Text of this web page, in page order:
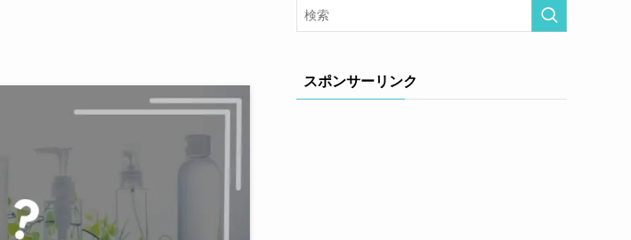
スポンサーリンク